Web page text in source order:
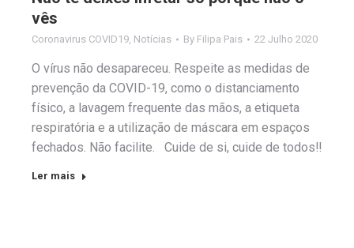
vês
Coronavirus COVID19, Notícias By Filipa Pais 22 Julho 2020
O vírus não desapareceu. Respeite as medidas de
prevenção da COVID-19, como o distanciamento
físico, a lavagem frequente das mãos, a etiqueta
respiratória e a utilização de máscara em espaços
fechados. Não facilite. Cuide de si, cuide de todos‼️
Ler mais